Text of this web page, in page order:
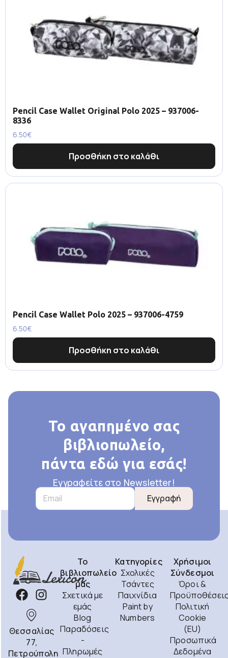
Pencil Case Wallet Original Polo 2025 – 937006-
8336
6.50€
Προσθήκη στο καλάθι
Pencil Case Wallet Polo 2025 – 937006-4759
6.50€
Προσθήκη στο καλάθι
Το αγαπημένο σας
βιβλιοπωλείο,
πάντα εδώ για εσάς!
Εγγραφείτε στο Newsletter!
Εγγραφή
Θεσσαλίας
77,
Πετρούπολη
Το
βιβλιοπωλείο
μας
Σχετικά με
εμάς
Blog
Παραδόσεις
-
Πληρωμές
Κατηγορίες
Σχολικές
Τσάντες
Παιχνίδια
Paint by
Numbers
Χρήσιμοι
Σύνδεσμοι
Όροι &
Πολιτική
Cookie
(EU)
Προσωπικά
Δεδομένα